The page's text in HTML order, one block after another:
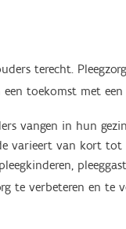
terecht.
toekomst met
vangen in hun
varieert van kort tot
te verbeteren en te